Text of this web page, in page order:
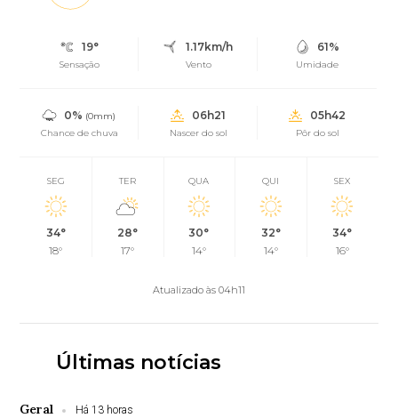
19°
Sensação
1.17km/h
Vento
61%
Umidade
0% (0mm)
Chance de chuva
06h21
Nascer do sol
05h42
Pôr do sol
SEG
34°
18°
TER
28°
17°
QUA
30°
14°
QUI
32°
14°
SEX
34°
16°
Atualizado às 04h11
Últimas notícias
Geral Há 13 horas